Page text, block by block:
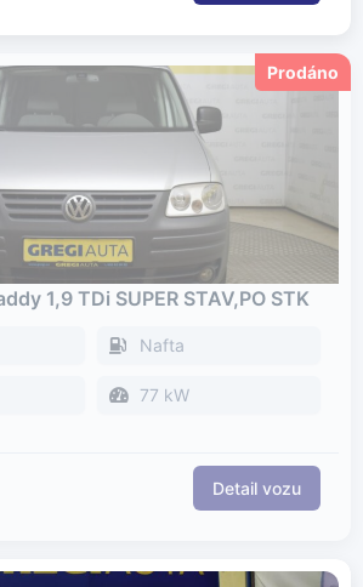
1,9 TDi SUPER STAV,PO STK
Nafta
77 kW